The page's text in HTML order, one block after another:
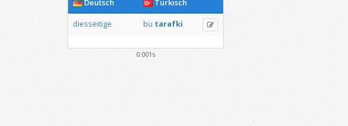
Deutsch
Türkisch
diesseitige
bu tarafki
0.001s